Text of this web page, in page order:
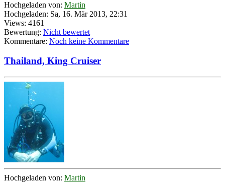
Hochgeladen von: Martin
Hochgeladen: Sa, 16. Mär 2013, 22:31
Views: 4161
Bewertung: Nicht bewertet
Kommentare: Noch keine Kommentare
Thailand, King Cruiser
Hochgeladen von: Martin